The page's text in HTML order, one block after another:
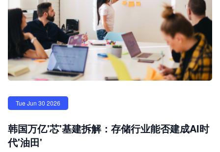
Tue Jun 30 2026
韩国万亿'芯'基建拆解：存储行业能否建成AI时
代'油田'